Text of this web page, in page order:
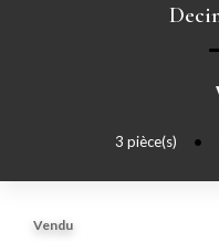
Nos
3 pièce(s) •
Vendu